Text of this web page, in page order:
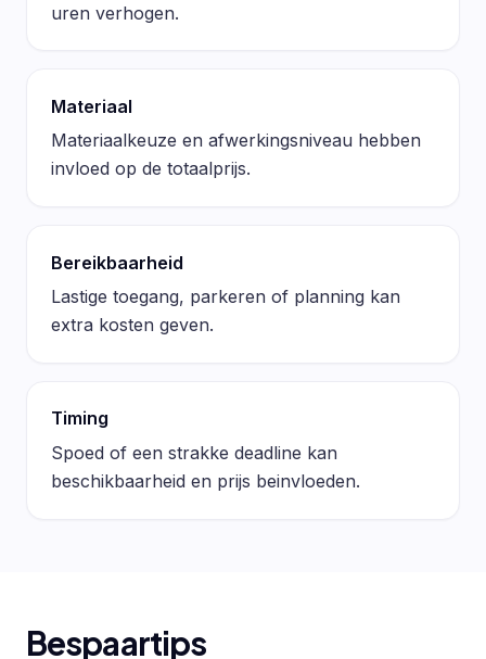
uren verhogen.
Materiaal
Materiaalkeuze en afwerkingsniveau hebben
invloed op de totaalprijs.
Bereikbaarheid
Lastige toegang, parkeren of planning kan
extra kosten geven.
Timing
Spoed of een strakke deadline kan
beschikbaarheid en prijs beinvloeden.
Bespaartips